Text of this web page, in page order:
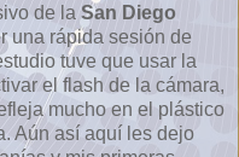
de la San Diego
una rápida sesión de
tuve que usar la
el flash de la cámara,
mucho en el plástico
Aún así aquí les dejo